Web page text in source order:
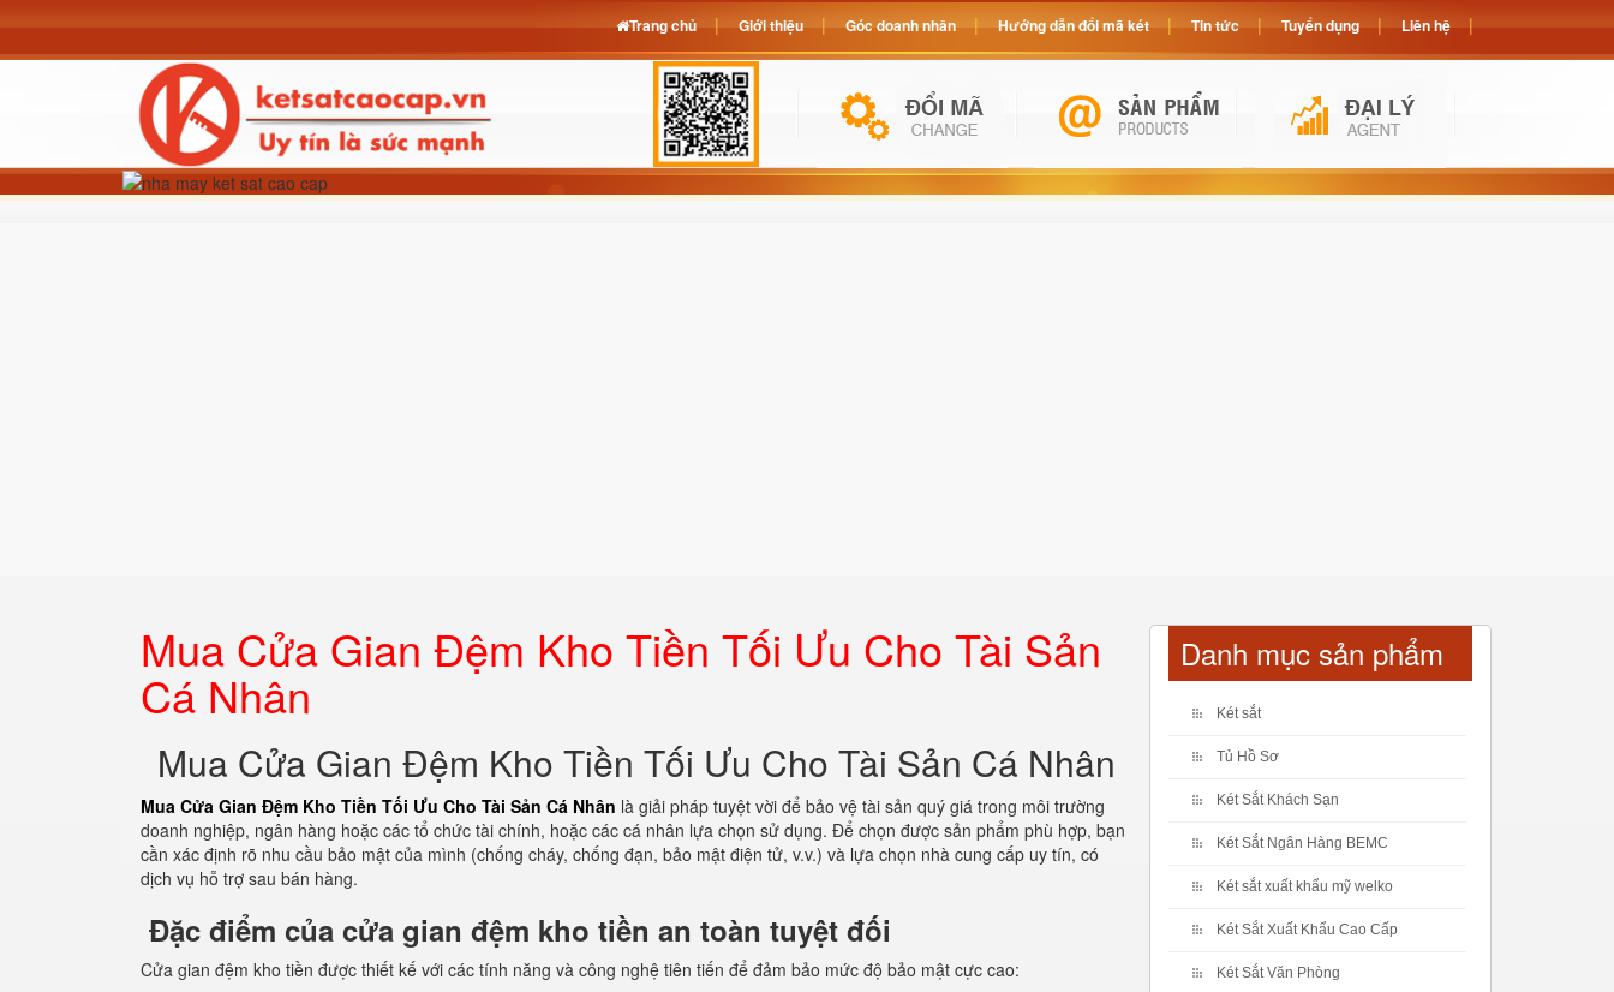
Mua Cửa Gian Đệm Kho Tiền Tối Ưu Cho Tài Sản
Cá Nhân
Mua Cửa Gian Đệm Kho Tiền Tối Ưu Cho Tài Sản Cá Nhân
Mua Cửa Gian Đệm Kho Tiền Tối Ưu Cho Tài Sản Cá Nhân là giải pháp tuyệt vời để bảo vệ tài sản quý giá trong môi trường
doanh nghiệp, ngân hàng hoặc các tổ chức tài chính, hoặc các cá nhân lựa chọn sử dụng. Để chọn được sản phẩm phù hợp, bạn
cần xác định rõ nhu cầu bảo mật của mình (chống cháy, chống đạn, bảo mật điện tử, v.v.) và lựa chọn nhà cung cấp uy tín, có
dịch vụ hỗ trợ sau bán hàng.
Đặc điểm của cửa gian đệm kho tiền an toàn tuyệt đối
Cửa gian đệm kho tiền được thiết kế với các tính năng và công nghệ tiên tiến để đảm bảo mức độ bảo mật cực cao:
Danh mục sản phẩm
Két sắt
Tủ Hồ Sơ
Két Sắt Khách Sạn
Két Sắt Ngân Hàng BEMC
Két sắt xuất khẩu mỹ welko
Két Sắt Xuất Khẩu Cao Cấp
Két Sắt Văn Phòng
Trang chủ Giới thiệu Góc doanh nhân Hướng dẫn đổi mã két Tin tức Tuyển dụng Liên hệ